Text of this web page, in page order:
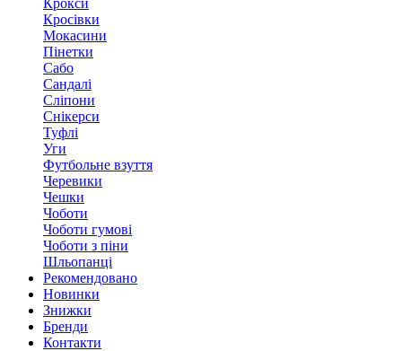
Крокси
Кросівки
Мокасини
Пінетки
Сабо
Сандалі
Сліпони
Снікерси
Туфлі
Уги
Футбольне взуття
Черевики
Чешки
Чоботи
Чоботи гумові
Чоботи з піни
Шльопанці
Рекомендовано
Новинки
Знижки
Бренди
Контакти